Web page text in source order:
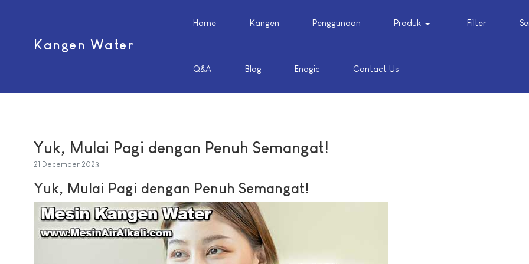
Kangen Water
Home Kangen Penggunaan Produk Filter
Q&A Blog Enagic Contact Us
Yuk, Mulai Pagi dengan Penuh Semangat!
21 December 2023
Yuk, Mulai Pagi dengan Penuh Semangat!